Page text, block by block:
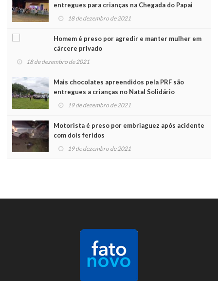
entregues para crianças na Chegada do Papai
Noel
18 de dezembro de 2021
Homem é preso por agredir e manter mulher em
cárcere privado
18 de dezembro de 2021
Mais chocolates apreendidos pela PRF são
entregues a crianças no Natal Solidário
19 de dezembro de 2021
Motorista é preso por embriaguez após acidente
com dois feridos
19 de dezembro de 2021